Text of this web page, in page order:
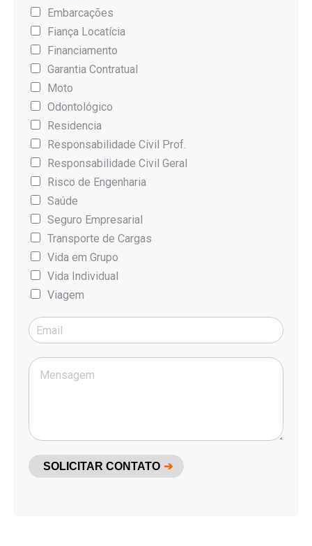
Embarcações
Fiança Locatícia
Financiamento
Garantia Contratual
Moto
Odontológico
Residencia
Responsabilidade Civil Prof.
Responsabilidade Civil Geral
Risco de Engenharia
Saúde
Seguro Empresarial
Transporte de Cargas
Vida em Grupo
Vida Individual
Viagem
SOLICITAR CONTATO